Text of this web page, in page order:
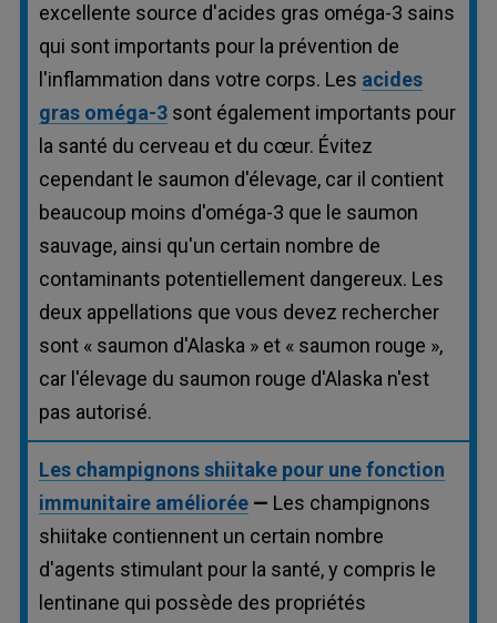
excellente source d'acides gras oméga-3 sains
qui sont importants pour la prévention de
l'inflammation dans votre corps. Les acides
gras oméga-3 sont également importants pour
la santé du cerveau et du cœur. Évitez
cependant le saumon d'élevage, car il contient
beaucoup moins d'oméga-3 que le saumon
sauvage, ainsi qu'un certain nombre de
contaminants potentiellement dangereux. Les
deux appellations que vous devez rechercher
sont « saumon d'Alaska » et « saumon rouge »,
car l'élevage du saumon rouge d'Alaska n'est
pas autorisé.
Les champignons shiitake pour une fonction
immunitaire améliorée — Les champignons
shiitake contiennent un certain nombre
d'agents stimulant pour la santé, y compris le
lentinane qui possède des propriétés